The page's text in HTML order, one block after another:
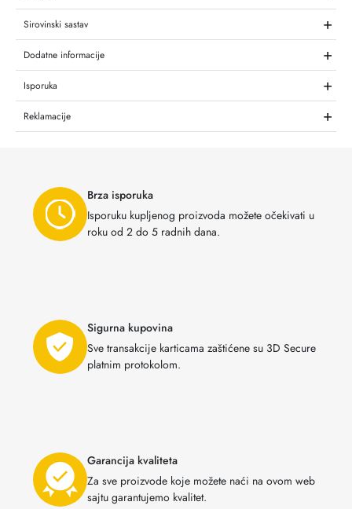
Sirovinski sastav +
Dodatne informacije +
Isporuka +
Reklamacije +
Brza isporuka
Isporuku kupljenog proizvoda možete očekivati u
roku od 2 do 5 radnih dana.
Sigurna kupovina
Sve transakcije karticama zaštićene su 3D Secure
platnim protokolom.
Garancija kvaliteta
Za sve proizvode koje možete naći na ovom web
sajtu garantujemo kvalitet.